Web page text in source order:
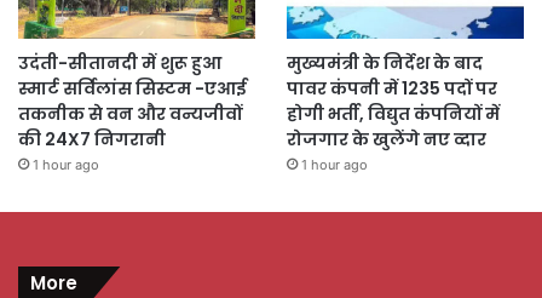
उदंती-सीतानदी में शुरू हुआ
स्मार्ट सर्विलांस सिस्टम -एआई
तकनीक से वन और वन्यजीवों
की 24X7 निगरानी
1 hour ago
मुख्यमंत्री के निर्देश के बाद
पावर कंपनी में 1235 पदों पर
होगी भर्ती, विद्युत कंपनियों में
रोजगार के खुलेंगे नए व्दार
1 hour ago
More